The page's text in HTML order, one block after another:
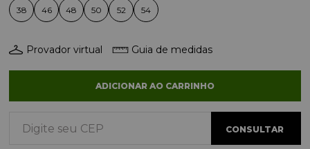
38 46 48 50 52 54
Provador virtual Guia de medidas
ADICIONAR AO CARRINHO